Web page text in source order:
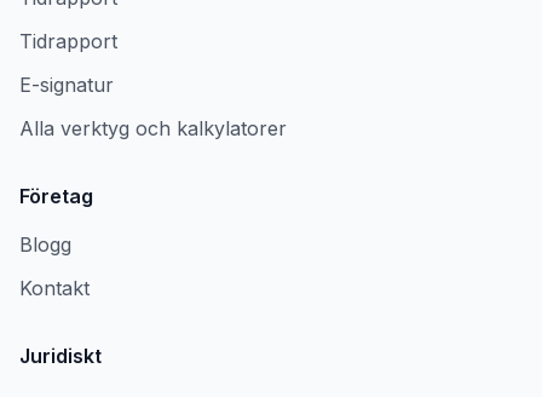
Tidrapport
E-signatur
Alla verktyg och kalkylatorer
Företag
Blogg
Kontakt
Juridiskt